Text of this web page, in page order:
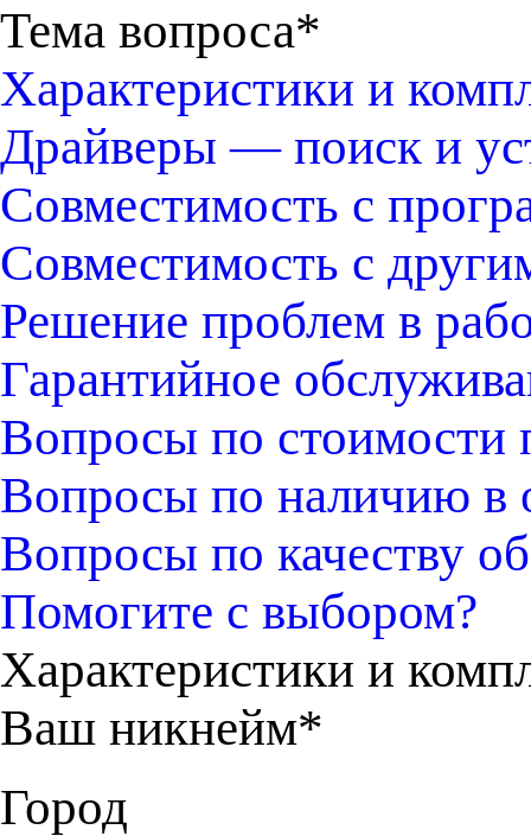
Тема вопроса*
Характеристики и
Драйверы — поиск и
Совместимость с
Совместимость с
Решение проблем в
Гарантийное
Вопросы по стоимости
Вопросы по наличию в
Вопросы по качеству
Помогите с выбором?
Характеристики и
Ваш никнейм*
Город